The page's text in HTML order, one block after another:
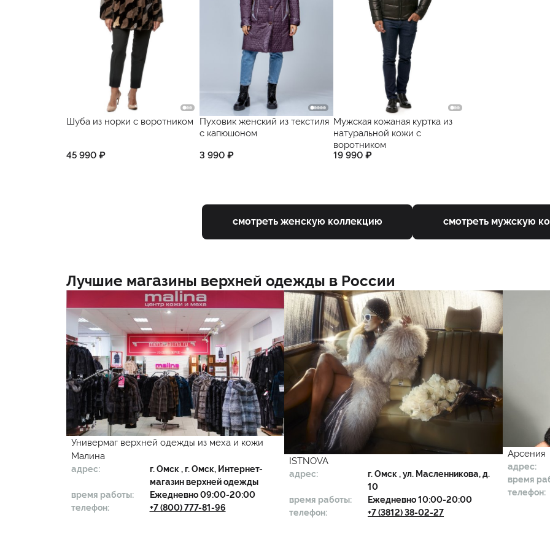
Шуба из норки с воротником
45 990 ₽
Пуховик женский из текстиля
с капюшоном
3 990 ₽
Мужская кожаная куртка из
натуральной кожи с
воротником
19 990 ₽
смотреть женскую коллекцию смотреть мужскую
Лучшие магазины верхней одежды в России
Универмаг верхней одежды из меха и кожи
Малина
адрес: г.Омск , г. Омск, Интернет-
магазин верхней одежды
время работы:
Ежедневно 09:00-20:00
телефон:
+7 (800) 777-81-96
ISTNOVA
адрес: г.Омск, ул. Масленникова, д.
10
время работы:
Ежедневно 10:00-20:00
телефон:
+7 (3812) 38-02-27
Арсения
адрес:
время
телефон: